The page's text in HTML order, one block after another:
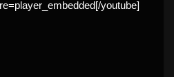
youtube]